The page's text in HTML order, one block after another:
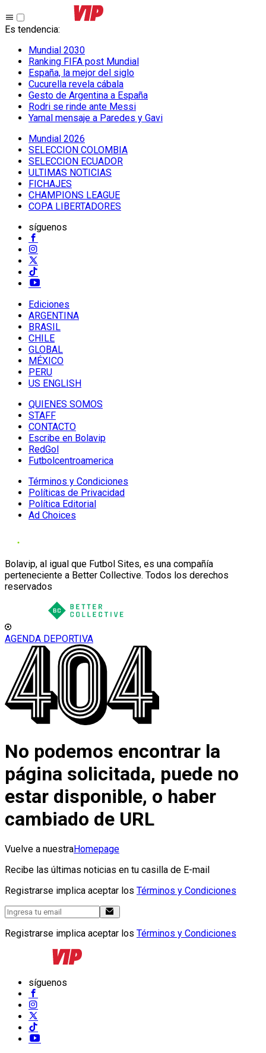
Es tendencia:
Mundial 2030
Ranking FIFA post Mundial
España, la mejor del siglo
Cucurella revela cábala
Gesto de Argentina a España
Rodri se rinde ante Messi
Yamal mensaje a Paredes y Gavi
Mundial 2026
SELECCION COLOMBIA
SELECCION ECUADOR
ULTIMAS NOTICIAS
FICHAJES
CHAMPIONS LEAGUE
COPA LIBERTADORES
síguenos
Ediciones
ARGENTINA
BRASIL
CHILE
GLOBAL
MÉXICO
PERU
US ENGLISH
QUIENES SOMOS
STAFF
CONTACTO
Escribe en Bolavip
RedGol
Futbolcentroamerica
Términos y Condiciones
Políticas de Privacidad
Política Editorial
Ad Choices
Bolavip, al igual que Futbol Sites, es una compañía
perteneciente a Better Collective. Todos los derechos
reservados
AGENDA DEPORTIVA
No podemos encontrar la
página solicitada, puede no
estar disponible, o haber
cambiado de URL
Vuelve a nuestraHomepage
Recibe las últimas noticias en tu casilla de E-mail
Registrarse implica aceptar los Términos y Condiciones
Registrarse implica aceptar los Términos y Condiciones
síguenos